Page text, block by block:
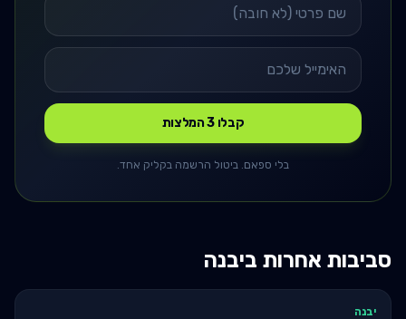
קבלו 3 המלצות
בלי ספאם. ביטול הרשמה בקליק אחד.
סביבות אחרות ביבנה
יבנה